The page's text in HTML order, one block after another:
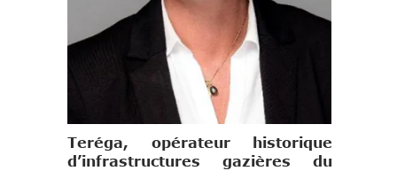
Teréga, opérateur historique
d’infrastructures gazières du